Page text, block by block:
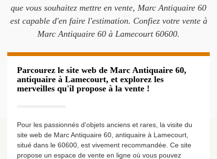
que vous souhaitez mettre en vente, Marc Antiquaire 60
est capable d'en faire l'estimation. Confiez votre vente à
Marc Antiquaire 60 à Lamecourt 60600.
Parcourez le site web de Marc Antiquaire 60,
antiquaire à Lamecourt, et explorez les
merveilles qu'il propose à la vente !
Pour les passionnés d'objets anciens et rares, la visite du
site web de Marc Antiquaire 60, antiquaire à Lamecourt,
situé dans le 60600, est vivement recommandée. Ce site
propose un espace de vente en ligne où vous pouvez